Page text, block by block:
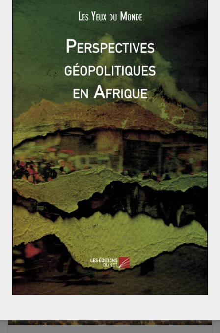
De quoi l’ « Alternative für
Deutschland » (AfD) est-elle le
symptôme ?
20 mars 2016 0